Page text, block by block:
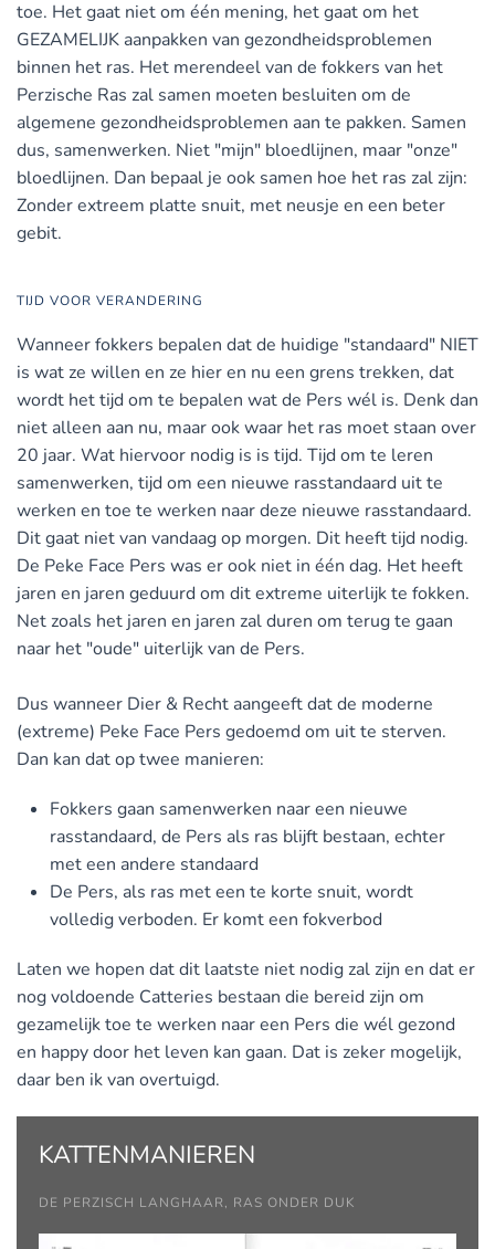
toe. Het gaat niet om één mening, het gaat om het
GEZAMELIJK aanpakken van gezondheidsproblemen
binnen het ras. Het merendeel van de fokkers van het
Perzische Ras zal samen moeten besluiten om de
algemene gezondheidsproblemen aan te pakken. Samen
dus, samenwerken. Niet "mijn" bloedlijnen, maar "onze"
bloedlijnen. Dan bepaal je ook samen hoe het ras zal zijn:
Zonder extreem platte snuit, met neusje en een beter
gebit.
TIJD VOOR VERANDERING
Wanneer fokkers bepalen dat de huidige "standaard" NIET
is wat ze willen en ze hier en nu een grens trekken, dat
wordt het tijd om te bepalen wat de Pers wél is. Denk dan
niet alleen aan nu, maar ook waar het ras moet staan over
20 jaar. Wat hiervoor nodig is is tijd. Tijd om te leren
samenwerken, tijd om een nieuwe rasstandaard uit te
werken en toe te werken naar deze nieuwe rasstandaard.
Dit gaat niet van vandaag op morgen. Dit heeft tijd nodig.
De Peke Face Pers was er ook niet in één dag. Het heeft
jaren en jaren geduurd om dit extreme uiterlijk te fokken.
Net zoals het jaren en jaren zal duren om terug te gaan
naar het "oude" uiterlijk van de Pers.
Dus wanneer Dier & Recht aangeeft dat de moderne
(extreme) Peke Face Pers gedoemd om uit te sterven.
Dan kan dat op twee manieren:
Fokkers gaan samenwerken naar een nieuwe
rasstandaard, de Pers als ras blijft bestaan, echter
met een andere standaard
De Pers, als ras met een te korte snuit, wordt
volledig verboden. Er komt een fokverbod
Laten we hopen dat dit laatste niet nodig zal zijn en dat er
nog voldoende Catteries bestaan die bereid zijn om
gezamelijk toe te werken naar een Pers die wél gezond
en happy door het leven kan gaan. Dat is zeker mogelijk,
daar ben ik van overtuigd.
KATTENMANIEREN
DE PERZISCH LANGHAAR, RAS ONDER DUK